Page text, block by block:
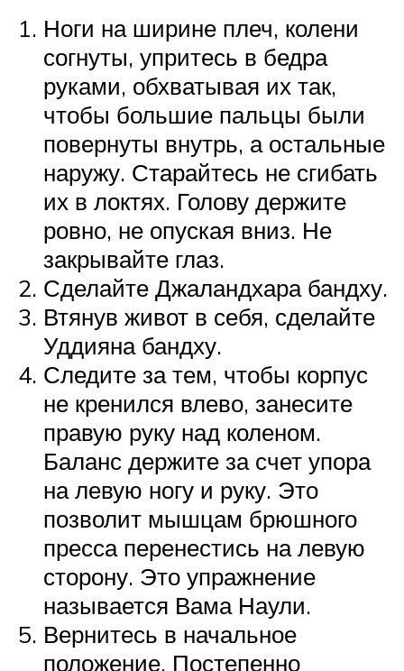
Ноги на ширине плеч, колени
согнуты, упритесь в бедра
руками, обхватывая их так,
чтобы большие пальцы были
повернуты внутрь, а остальные
наружу. Старайтесь не сгибать
их в локтях. Голову держите
ровно, не опуская вниз. Не
закрывайте глаз.
Сделайте Джаландхара бандху.
Втянув живот в себя, сделайте
Уддияна бандху.
Следите за тем, чтобы корпус
не кренился влево, занесите
правую руку над коленом.
Баланс держите за счет упора
на левую ногу и руку. Это
позволит мышцам брюшного
пресса перенестись на левую
сторону. Это упражнение
называется Вама Наули.
Вернитесь в начальное
положение. Постепенно